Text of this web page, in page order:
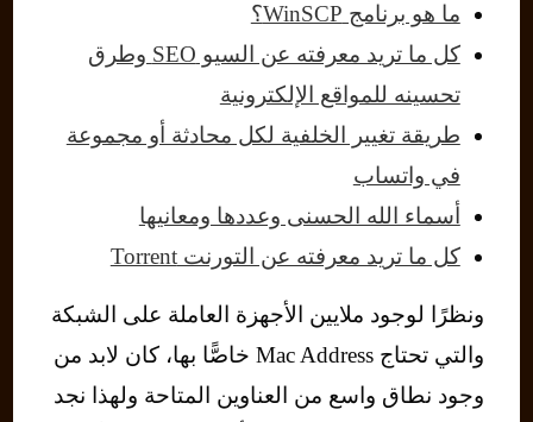
ما هو برنامج WinSCP؟
كل ما تريد معرفته عن السيو SEO وطرق
تحسينه للمواقع الإلكترونية
طريقة تغيير الخلفية لكل محادثة أو مجموعة
في واتساب
أسماء الله الحسنى وعددها ومعانيها
كل ما تريد معرفته عن التورنت Torrent
ونظرًا لوجود ملايين الأجهزة العاملة على الشبكة
والتي تحتاج Mac Address خاصًّا بها، كان لابد من
وجود نطاق واسع من العناوين المتاحة ولهذا نجد